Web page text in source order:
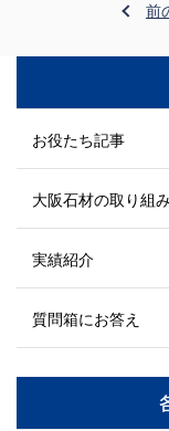
前
お役たち記事
大阪石材の取り組
実績紹介
質問箱にお答え